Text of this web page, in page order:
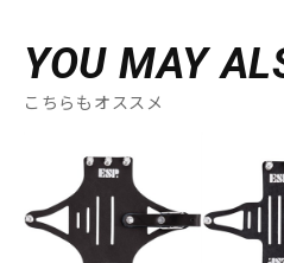
YOU MAY
こちらもオススメ